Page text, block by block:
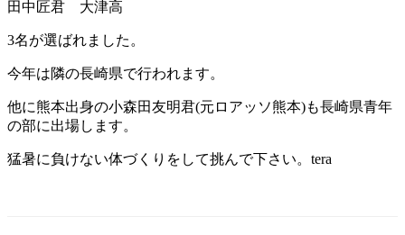
田中匠君 大津高
3名が選ばれました。
今年は隣の長崎県で行われます。
他に熊本出身の小森田友明君(元ロアッソ熊本)も長崎県青年
の部に出場します。
猛暑に負けない体づくりをして挑んで下さい。tera